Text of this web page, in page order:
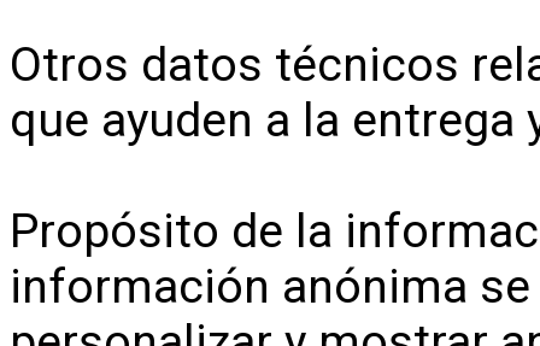
Otros datos técnicos
que ayuden a la
Propósito de la
información anónima